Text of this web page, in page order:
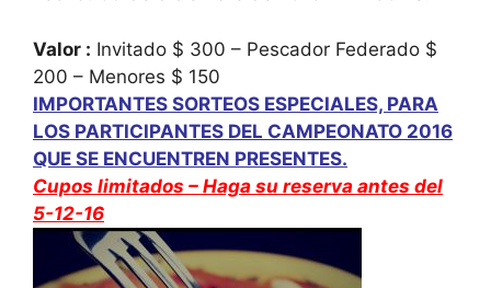
Valor : Invitado $ 300 – Pescador Federado $
200 – Menores $ 150
IMPORTANTES SORTEOS ESPECIALES, PARA
LOS PARTICIPANTES DEL CAMPEONATO 2016
QUE SE ENCUENTREN PRESENTES.
Cupos limitados – Haga su reserva antes del
5-12-16